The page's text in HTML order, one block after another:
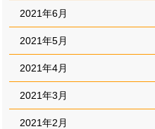
2021年6月
2021年5月
2021年4月
2021年3月
2021年2月